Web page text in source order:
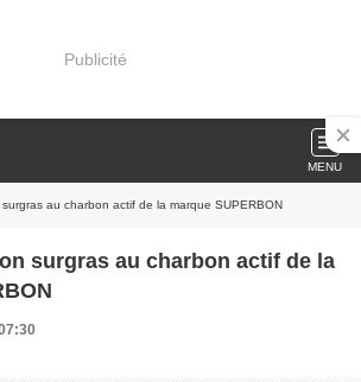
Publicité
MENU
au charbon actif de la marque SUPERBON
surgras au charbon actif de la